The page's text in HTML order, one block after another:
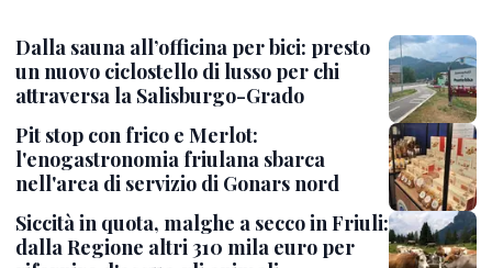
Dalla sauna all’officina per bici: presto
un nuovo ciclostello di lusso per chi
attraversa la Salisburgo-Grado
Pit stop con frico e Merlot:
l'enogastronomia friulana sbarca
nell'area di servizio di Gonars nord
Siccità in quota, malghe a secco in Friuli:
dalla Regione altri 310 mila euro per